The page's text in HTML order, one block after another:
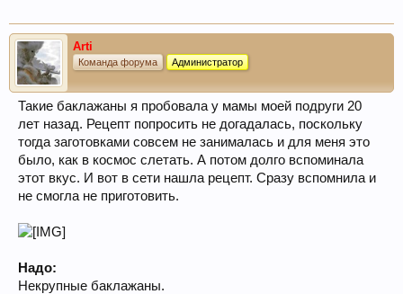
Arti
Команда форума Администратор
Такие баклажаны я пробовала у мамы моей подруги 20
лет назад. Рецепт попросить не догадалась, поскольку
тогда заготовками совсем не занималась и для меня это
было, как в космос слетать. А потом долго вспоминала
этот вкус. И вот в сети нашла рецепт. Сразу вспомнила и
не смогла не приготовить.
Надо:
Некрупные баклажаны.